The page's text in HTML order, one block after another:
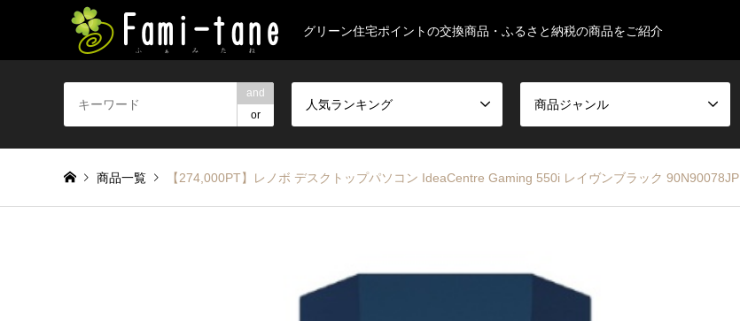
グリーン住宅ポイントの交換商品・ふるさと納税の商品をご紹介
and
or
人気ランキング 商品ジャンル
商品一覧 【274,000PT】レノボ デスクトップパソコン IdeaCentre Gaming 550i レイヴンブラック 90N90078JP